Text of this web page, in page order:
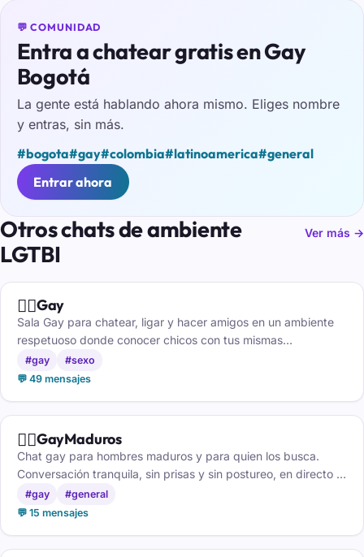
💬 COMUNIDAD
Entra a chatear gratis en Gay
Bogotá
La gente está hablando ahora mismo. Eliges nombre
y entras, sin más.
#bogota#gay#colombia#latinoamerica#general
Entrar ahora
Otros chats de ambiente
LGTBI
Ver más →
🏳️‍🌈Gay
Sala Gay para chatear, ligar y hacer amigos en un ambiente
respetuoso donde conocer chicos con tus mismas
inquietudes.
#gay
#sexo
💬 49 mensajes
🏳️‍🌈GayMaduros
Chat gay para hombres maduros y para quien los busca.
Conversación tranquila, sin prisas y sin postureo, en directo y
sin registro. Mayores de 18.
#gay
#general
💬 15 mensajes